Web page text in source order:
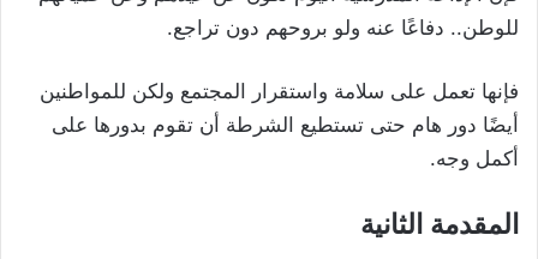
للوطن.. دفاعًا عنه ولو بروحهم دون تراجع.
فإنها تعمل على سلامة واستقرار المجتمع ولكن للمواطنين
أيضًا دور هام حتى تستطيع الشرطة أن تقوم بدورها على
أكمل وجه.
المقدمة الثانية